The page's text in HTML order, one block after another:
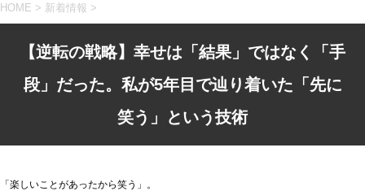
HOME > 新着情報 >
【逆転の戦略】幸せは「結果」ではなく「手
段」だった。私が5年目で辿り着いた「先に
笑う」という技術
「楽しいことがあったから笑う」。